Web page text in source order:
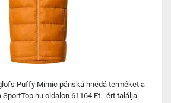
Puffy Mimic pánská hnědá terméket a
oldalon 61164 Ft - ért találja.